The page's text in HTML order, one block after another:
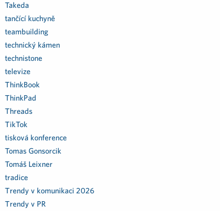
Takeda
tančící kuchyně
teambuilding
technický kámen
technistone
televize
ThinkBook
ThinkPad
Threads
TikTok
tisková konference
Tomas Gonsorcik
Tomáš Leixner
tradice
Trendy v komunikaci 2026
Trendy v PR